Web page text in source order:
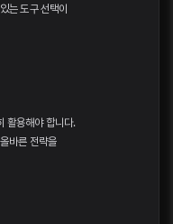
는 도구 선택이
활용해야 합니다.
바른 전략을